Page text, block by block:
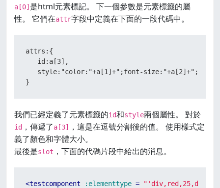
a[0] 是html元素標記。 下一個參數是元素標籤的屬
性。 它們在attr字段中定義在下面的一段代碼中。
attrs:{
   id:a[3],
   style:"color:"+a[1]+";font-size:"+a[2]+";"
}
我們已經定義了元素標籤的id和style兩個屬性。 對於
id ，傳遞了a[3]
，這是在逗號分割後的值。 使用樣式定
義了顏色和字體大小。
最後是slot ，下面的代碼片段中給出的消息。
<testcomponent :elementtype = "'div,red,25,div1'"